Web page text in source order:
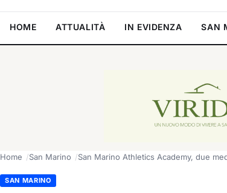
HOME ATTUALITÀ IN EVIDENZA SAN
Home San Marino San Marino Athletics Academy, due
SAN MARINO